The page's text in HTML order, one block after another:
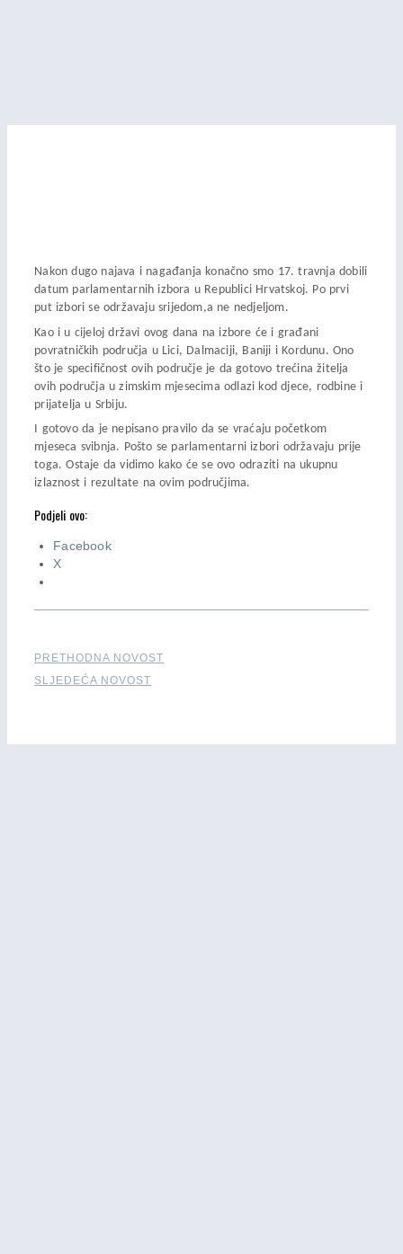
Nakon dugo najava i nagađanja konačno smo 17. travnja dobili
datum parlamentarnih izbora u Republici Hrvatskoj. Po prvi
put izbori se održavaju srijedom,a ne nedjeljom.
Kao i u cijeloj državi ovog dana na izbore će i građani
povratničkih područja u Lici, Dalmaciji, Baniji i Kordunu. Ono
što je specifičnost ovih područje je da gotovo trećina žitelja
ovih područja u zimskim mjesecima odlazi kod djece, rodbine i
prijatelja u Srbiju.
I gotovo da je nepisano pravilo da se vraćaju početkom
mjeseca svibnja. Pošto se parlamentarni izbori održavaju prije
toga. Ostaje da vidimo kako će se ovo odraziti na ukupnu
izlaznost i rezultate na ovim područjima.
Podjeli ovo:
Facebook
X
PRETHODNA NOVOST
SLJEDEĆA NOVOST